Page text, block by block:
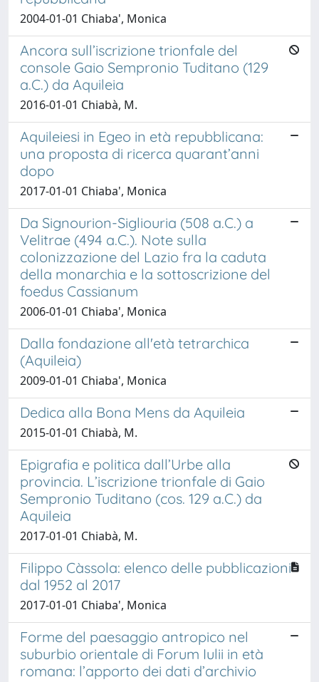
2004-01-01 Chiaba', Monica
Ancora sull’iscrizione trionfale del
console Gaio Sempronio Tuditano (129
a.C.) da Aquileia
2016-01-01 Chiabà, M.
Aquileiesi in Egeo in età repubblicana:
una proposta di ricerca quarant’anni
dopo
2017-01-01 Chiaba', Monica
Da Signourion-Sigliouria (508 a.C.) a
Velitrae (494 a.C.). Note sulla
colonizzazione del Lazio fra la caduta
della monarchia e la sottoscrizione del
foedus Cassianum
2006-01-01 Chiaba', Monica
Dalla fondazione all'età tetrarchica
(Aquileia)
2009-01-01 Chiaba', Monica
Dedica alla Bona Mens da Aquileia
2015-01-01 Chiabà, M.
Epigrafia e politica dall’Urbe alla
provincia. L’iscrizione trionfale di Gaio
Sempronio Tuditano (cos. 129 a.C.) da
Aquileia
2017-01-01 Chiabà, M.
Filippo Càssola: elenco delle pubblicazioni
dal 1952 al 2017
2017-01-01 Chiaba', Monica
Forme del paesaggio antropico nel
suburbio orientale di Forum Iulii in età
romana: l’apporto dei dati d’archivio